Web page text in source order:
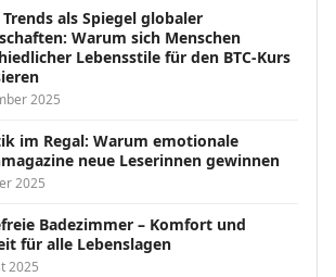
als Spiegel globaler
Warum sich Menschen
Lebensstile für den BTC-Kurs
2025
im Regal: Warum emotionale
neue Leserinnen gewinnen
2025
Badezimmer – Komfort und
für alle Lebenslagen
2025